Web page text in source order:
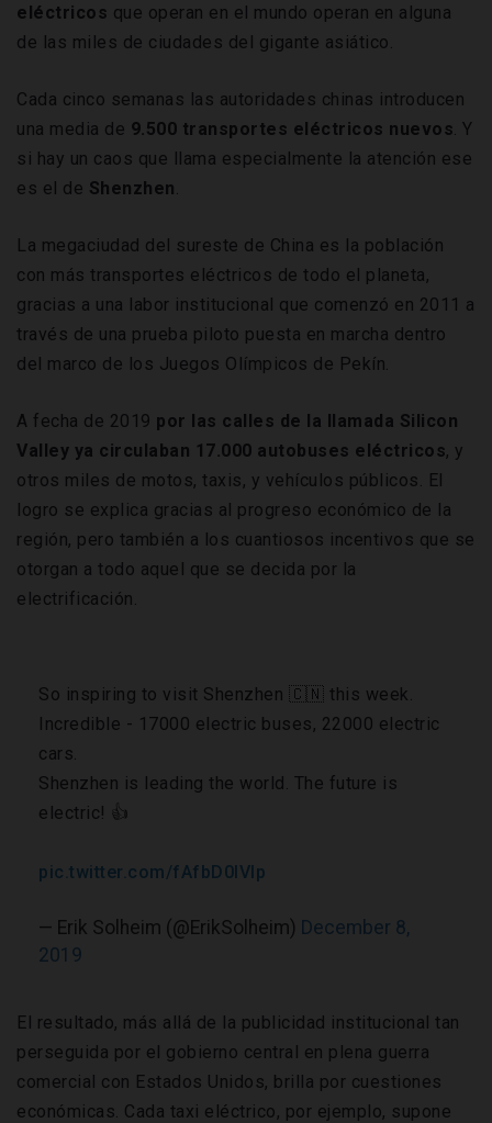
eléctricos que operan en el mundo operan en alguna
de las miles de ciudades del gigante asiático.
Cada cinco semanas las autoridades chinas introducen
una media de 9.500 transportes eléctricos nuevos. Y
si hay un caos que llama especialmente la atención ese
es el de Shenzhen.
La megaciudad del sureste de China es la población
con más transportes eléctricos de todo el planeta,
gracias a una labor institucional que comenzó en 2011 a
través de una prueba piloto puesta en marcha dentro
del marco de los Juegos Olímpicos de Pekín.
A fecha de 2019 por las calles de la llamada Silicon
Valley ya circulaban 17.000 autobuses eléctricos, y
otros miles de motos, taxis, y vehículos públicos. El
logro se explica gracias al progreso económico de la
región, pero también a los cuantiosos incentivos que se
otorgan a todo aquel que se decida por la
electrificación.
So inspiring to visit Shenzhen 🇨🇳 this week.
Incredible - 17000 electric buses, 22000 electric
cars.
Shenzhen is leading the world. The future is
electric! 👍
pic.twitter.com/fAfbD0IVIp
— Erik Solheim (@ErikSolheim) December 8,
2019
El resultado, más allá de la publicidad institucional tan
perseguida por el gobierno central en plena guerra
comercial con Estados Unidos, brilla por cuestiones
económicas. Cada taxi eléctrico, por ejemplo, supone